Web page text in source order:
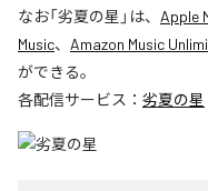
なお「劣夏の星 」は、 Apple
Music、 Amazon Music
ができる。
各配信サービス： 劣夏の星